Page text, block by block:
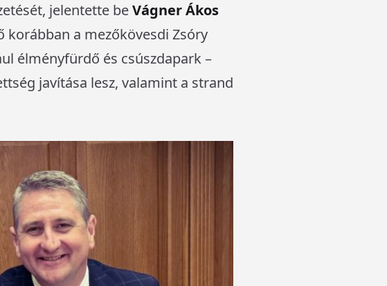
jelentette beVágner Ákos
a mezőkövesdi Zsóry
élményfürdő és csúszdapark –
javítása lesz, valamint a strand